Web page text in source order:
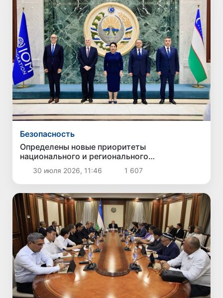
Безопасность
Определены новые приоритеты
национального и регионального
сотрудничества в сфере противодействия
торговле людьми
30 июля 2026, 11:46 1 607